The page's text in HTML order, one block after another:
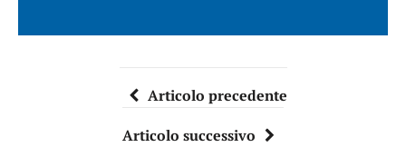
Articolo precedente
Articolo successivo